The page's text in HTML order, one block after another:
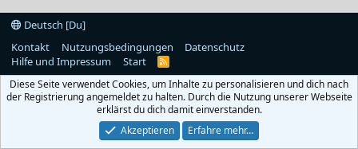
Deutsch [Du]
Kontakt
Nutzungsbedingungen
Datenschutz
Hilfe und Impressum
Start
R
S
Diese Seite verwendet Cookies, um Inhalte zu personalisieren und dich nach
der Registrierung angemeldet zu halten. Durch die Nutzung unserer Webseite
erklärst du dich damit einverstanden.
Akzeptieren
Erfahre mehr…